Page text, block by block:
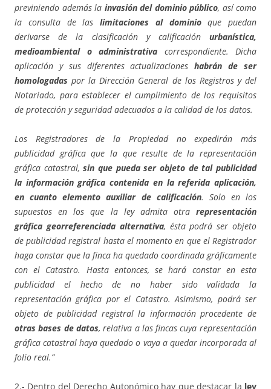
previniendo además la invasión del dominio público, así como
la consulta de las limitaciones al dominioque puedan
derivarse de la clasificación y calificación urbanística,
medioambiental o administrativa correspondiente. Dicha
aplicación y sus diferentes actualizacioneshabrán de ser
homologadas por la Dirección General de los Registros y del
Notariado, para establecer el cumplimiento de los requisitos
de protección y seguridad adecuados a la calidad de los datos.
Los Registradores de la Propiedad no expedirán más
publicidad gráfica que la que resulte de la representación
gráfica catastral,sin que pueda ser objeto de tal publicidad
la información gráfica contenida en la referida aplicación,
en cuanto elemento auxiliar de calificación. Solo en los
supuestos en los que la ley admita otra representación
gráfica georreferenciada alternativa, ésta podrá ser objeto
de publicidad registral hasta el momento en que el Registrador
haga constar que la finca ha quedado coordinada gráficamente
con el Catastro. Hasta entonces, se hará constar en esta
publicidad el hecho de no haber sido validada la
representación gráfica por el Catastro. Asimismo, podrá ser
objeto de publicidad registral la información procedente de
otras bases de datos, relativa a las fincas cuya representación
gráfica catastral haya quedado o vaya a quedar incorporada al
folio real.”
2.- Dentro del Derecho Autonómico hay que destacar la ley